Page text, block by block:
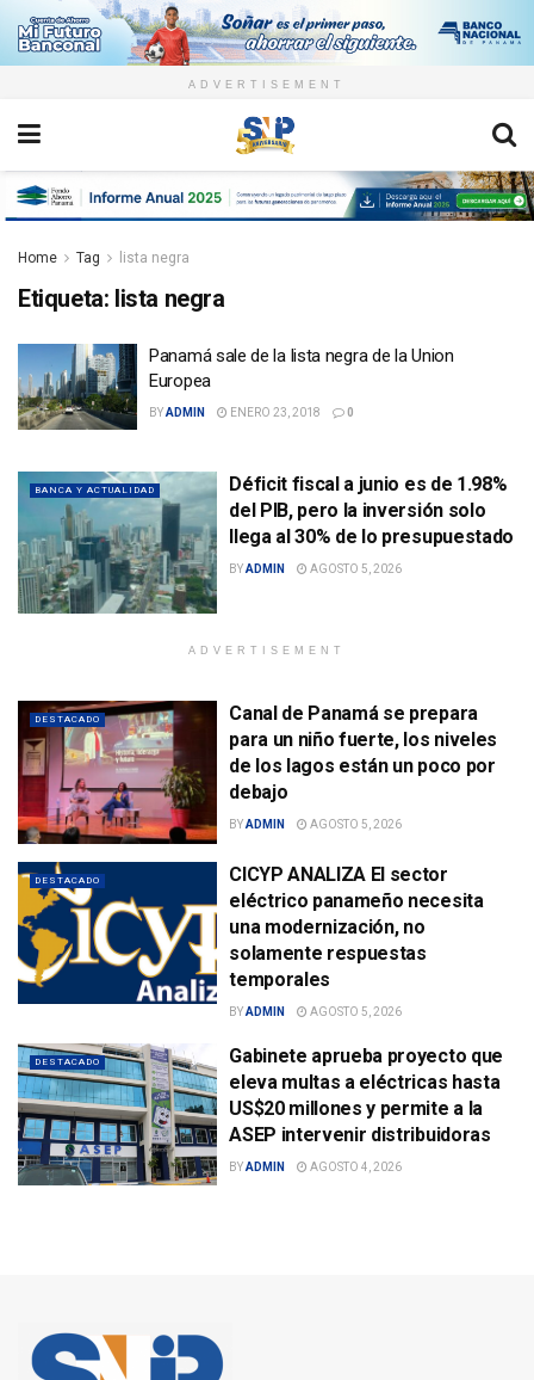
ADVERTISEMENT
Home Tag lista negra
Etiqueta: lista negra
Panamá sale de la lista negra de la Union
Europea
BYADMIN ENERO 23, 2018 0
BANCA Y ACTUALIDAD
Déficit fiscal a junio es de 1.98%
del PIB, pero la inversión solo
llega al 30% de lo presupuestado
BYADMIN AGOSTO 5, 2026
ADVERTISEMENT
DESTACADO
Canal de Panamá se prepara
para un niño fuerte, los niveles
de los lagos están un poco por
debajo
BYADMIN AGOSTO 5, 2026
DESTACADO
CICYP ANALIZA El sector
eléctrico panameño necesita
una modernización, no
solamente respuestas
temporales
BYADMIN AGOSTO 5, 2026
DESTACADO
Gabinete aprueba proyecto que
eleva multas a eléctricas hasta
US$20 millones y permite a la
ASEP intervenir distribuidoras
BYADMIN AGOSTO 4, 2026